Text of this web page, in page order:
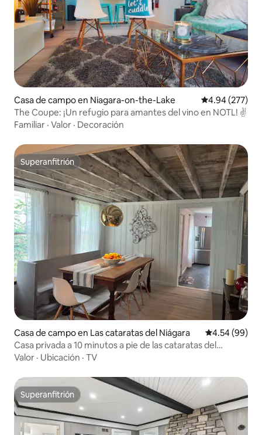
Casa de campo en Niagara-on-the-Lake Calificación
4.94 (277)
The Coupe: ¡Un refugio para amantes del vino en NOTL! ✌️
Familiar · Valor · Decoración
Superanfitrión
Superanfitrión
Casa de campo en Las cataratas del Niágara Calificación
4.54 (99)
Casa privada a 10 minutos a pie de las cataratas del
Niágara
Valor · Ubicación · TV
Superanfitrión
Superanfitrión